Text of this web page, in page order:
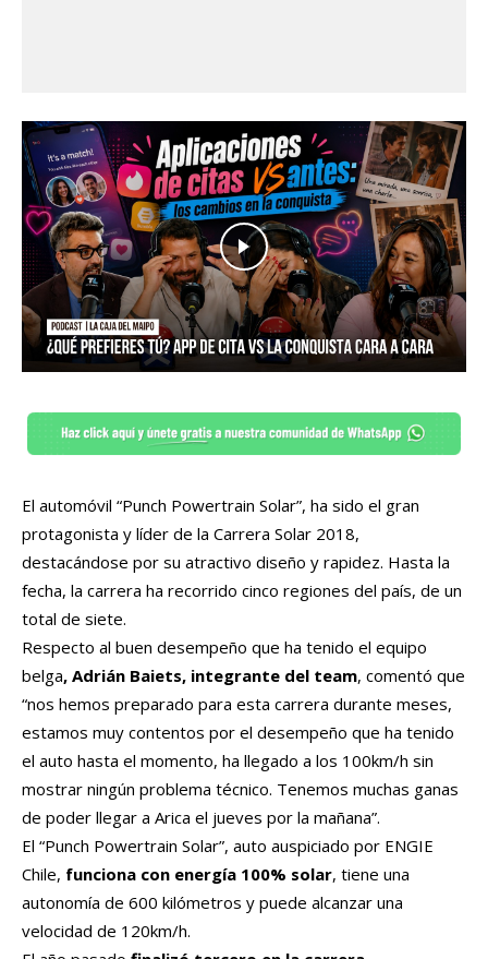
El automóvil “Punch Powertrain Solar”, ha sido el gran
protagonista y líder de la Carrera Solar 2018,
destacándose por su atractivo diseño y rapidez. Hasta la
fecha, la carrera ha recorrido cinco regiones del país, de un
total de siete.
Respecto al buen desempeño que ha tenido el equipo
belga, Adrián Baiets, integrante del team, comentó que
“nos hemos preparado para esta carrera durante meses,
estamos muy contentos por el desempeño que ha tenido
el auto hasta el momento, ha llegado a los 100km/h sin
mostrar ningún problema técnico. Tenemos muchas ganas
de poder llegar a Arica el jueves por la mañana”.
El “Punch Powertrain Solar”, auto auspiciado por ENGIE
Chile, funciona con energía 100% solar, tiene una
autonomía de 600 kilómetros y puede alcanzar una
velocidad de 120km/h.